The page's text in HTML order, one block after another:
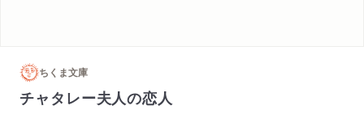
ちくま文庫
チャタレー夫人の恋人